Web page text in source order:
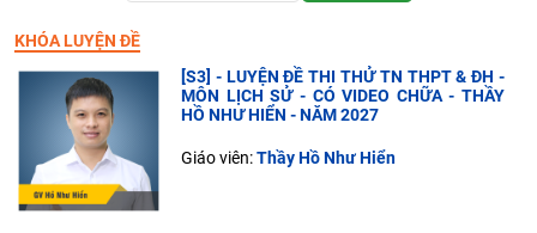
KHÓA LUYỆN ĐỀ
[S3] - LUYỆN ĐỀ THI THỬ TN THPT & ĐH -
MÔN LỊCH SỬ - CÓ VIDEO CHỮA - THẦY
HỒ NHƯ HIỂN - NĂM 2027
Giáo viên:Thầy Hồ Như Hiển